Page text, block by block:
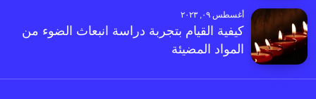
أغسطس ٠٩, ٢٠٢٣
كيفية القيام بتجربة دراسة انبعاث الضوء من
المواد المضيئة